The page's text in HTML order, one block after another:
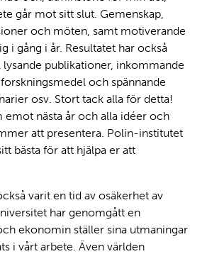
går mot sitt slut. Gemenskap,
och möten, samt motiverande
i gång i år. Resultatet har också
publikationer, inkommande
och spännande
osv. Stort tack alla för detta!
emot nästa år och alla idéer och
att presentera. Polin-institutet
bästa för att hjälpa er att
varit en tid av osäkerhet av
har genomgått en
ekonomin ställer sina utmaningar
i vårt arbete. Även världen